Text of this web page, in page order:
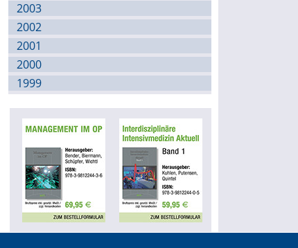
2003
2002
2001
2000
1999